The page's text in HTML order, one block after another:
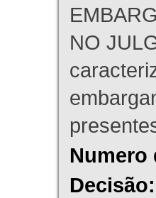
NO
Numero
Decisão: